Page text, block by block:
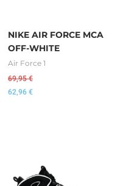
NIKE AIR FORCE MCA
OFF-WHITE
Air Force 1
69,95€
62,96 €